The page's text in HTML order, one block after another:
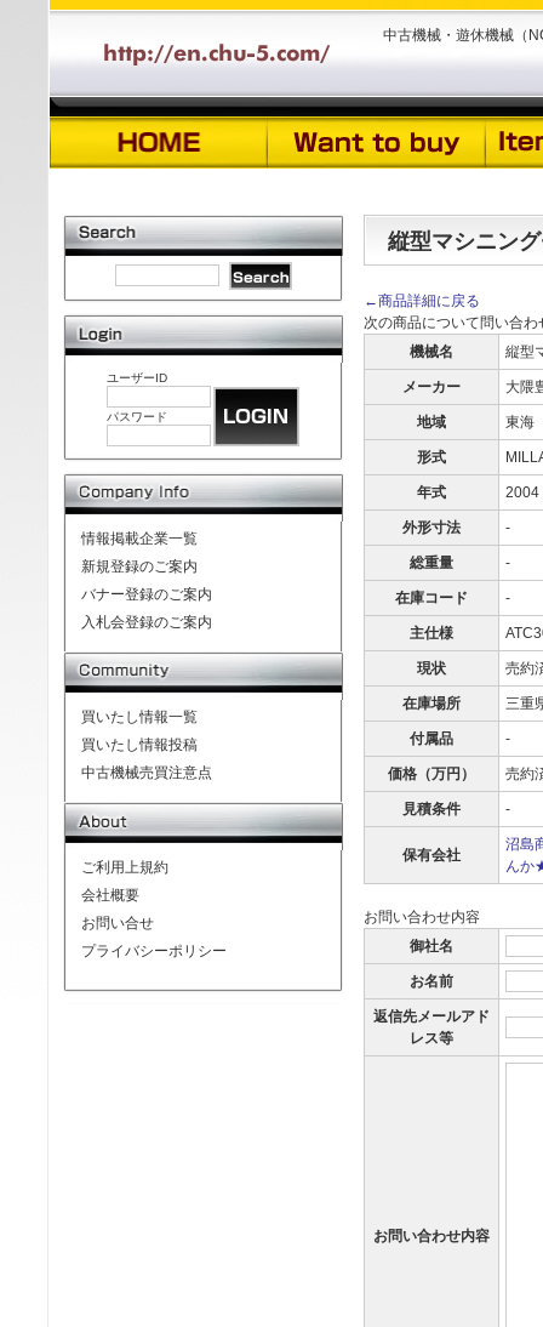
中古機械・遊休機械（
縦型マシニン
←商品詳細に戻る
次の商品について問い合わ
機械名
縦型
メーカー 大隈
地域 東海
形式
年式 2004
外形寸法 -
総重量 -
在庫コード -
主仕様
現状 売約
在庫場所 三重
付属品 -
価格（万円） 売約
見積条件 -
保有会社
沼島
んか
お問い合わせ内容
御社名
お名前
返信先メールアド
レス等
お問い合わせ内容
ユーザーID
パスワード
情報掲載企業一覧
新規登録のご案内
バナー登録のご案内
入札会登録のご案内
買いたし情報一覧
買いたし情報投稿
中古機械売買注意点
ご利用上規約
会社概要
お問い合せ
プライバシーポリシー